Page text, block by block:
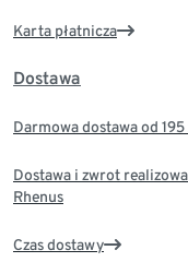
Karta płatnicza
Dostawa
Darmowa dostawa od 195
Dostawa i zwrot
Rhenus
Czas dostawy